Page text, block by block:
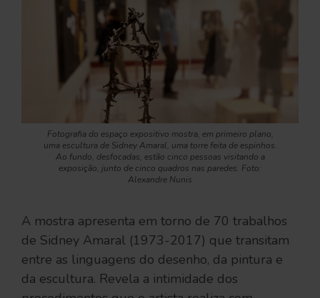
Fotografia do espaço expositivo mostra, em primeiro plano,
uma escultura de Sidney Amaral, uma torre feita de espinhos.
Ao fundo, desfocadas, estão cinco pessoas visitando a
exposição, junto de cinco quadros nas paredes. Foto:
Alexandre Nunis
A mostra apresenta em torno de 70 trabalhos
de Sidney Amaral (1973-2017) que transitam
entre as linguagens do desenho, da pintura e
da escultura. Revela a intimidade dos